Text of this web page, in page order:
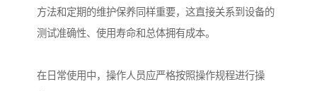
方法和定期的维护保养同样重要，这直接关系到设备的
测试准确性、使用寿命和总体拥有成本。
在日常使用中，操作人员应严格按照操作规程进行操